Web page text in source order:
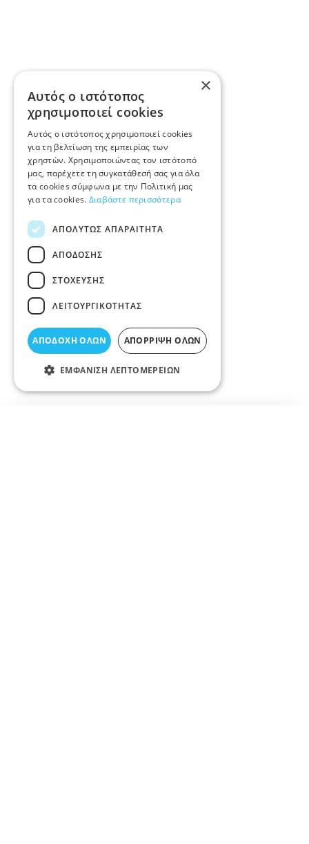
×
Αυτός ο ιστότοπος
χρησιμοποιεί cookies
Αυτός ο ιστότοπος χρησιμοποιεί cookies
για τη βελτίωση της εμπειρίας των
χρηστών. Χρησιμοποιώντας τον ιστότοπό
μας, παρέχετε τη συγκατάθεσή σας για όλα
τα cookies σύμφωνα με την Πολιτική μας
για τα cookies. Διαβάστε περισσότερα
ΑΠΟΛΎΤΩΣ ΑΠΑΡΑΊΤΗΤΑ
ΑΠΌΔΟΣΗΣ
ΣΤΌΧΕΥΣΗΣ
ΛΕΙΤΟΥΡΓΙΚΌΤΗΤΑΣ
ΑΠΟΔΟΧΉ ΌΛΩΝ ΑΠΌΡΡΙΨΗ ΌΛΩΝ
ΕΜΦΆΝΙΣΗ ΛΕΠΤΟΜΕΡΕΙΏΝ